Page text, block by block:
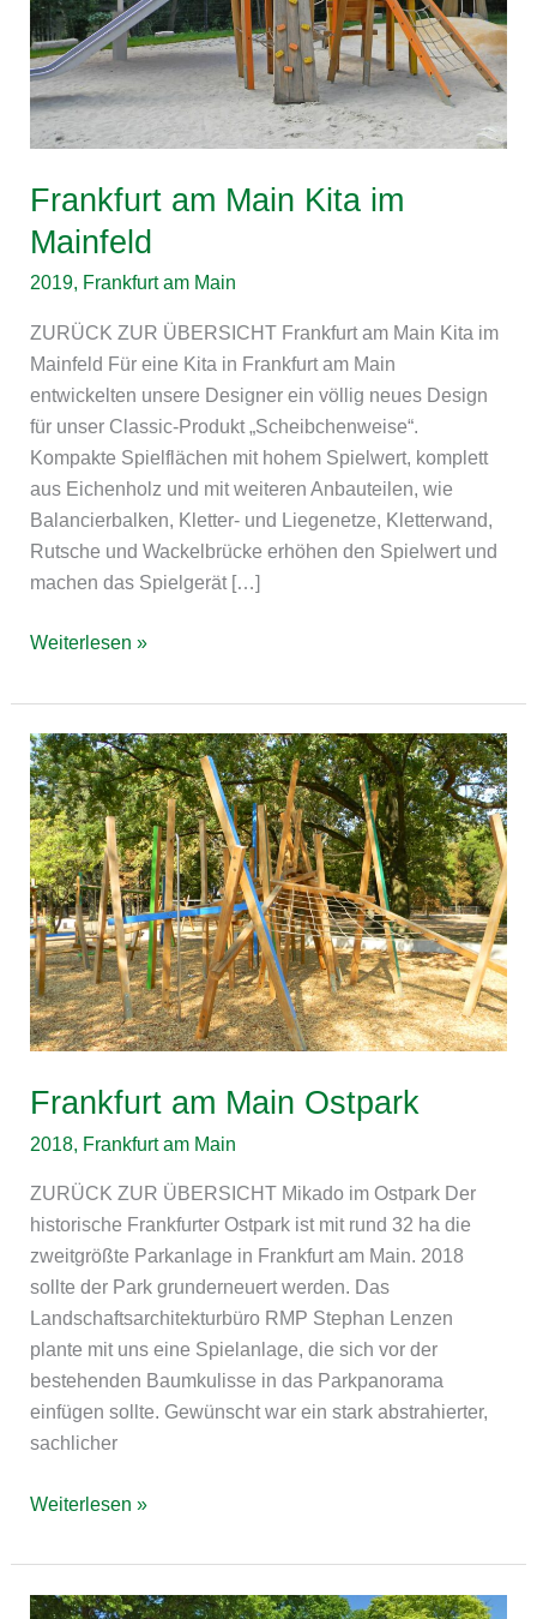
Frankfurt am Main Kita im
Mainfeld
2019, Frankfurt am Main
ZURÜCK ZUR ÜBERSICHT Frankfurt am Main Kita im
Mainfeld Für eine Kita in Frankfurt am Main
entwickelten unsere Designer ein völlig neues Design
für unser Classic-Produkt „Scheibchenweise“.
Kompakte Spielflächen mit hohem Spielwert, komplett
aus Eichenholz und mit weiteren Anbauteilen, wie
Balancierbalken, Kletter- und Liegenetze, Kletterwand,
Rutsche und Wackelbrücke erhöhen den Spielwert und
machen das Spielgerät […]
Weiterlesen »
Frankfurt am Main Ostpark
2018 Frankfurt am Main
ZURÜCK ZUR ÜBERSICHT Mikado im Ostpark Der
historische Frankfurter Ostpark ist mit rund 32 ha die
zweitgrößte Parkanlage in Frankfurt am Main. 2018
sollte der Park grunderneuert werden. Das
Landschaftsarchitekturbüro RMP Stephan Lenzen
plante mit uns eine Spielanlage, die sich vor der
bestehenden Baumkulisse in das Parkpanorama
einfügen sollte. Gewünscht war ein stark abstrahierter,
sachlicher
Frankfurt
am
Main
Ostpark
Weiterlesen »
Frankfurt